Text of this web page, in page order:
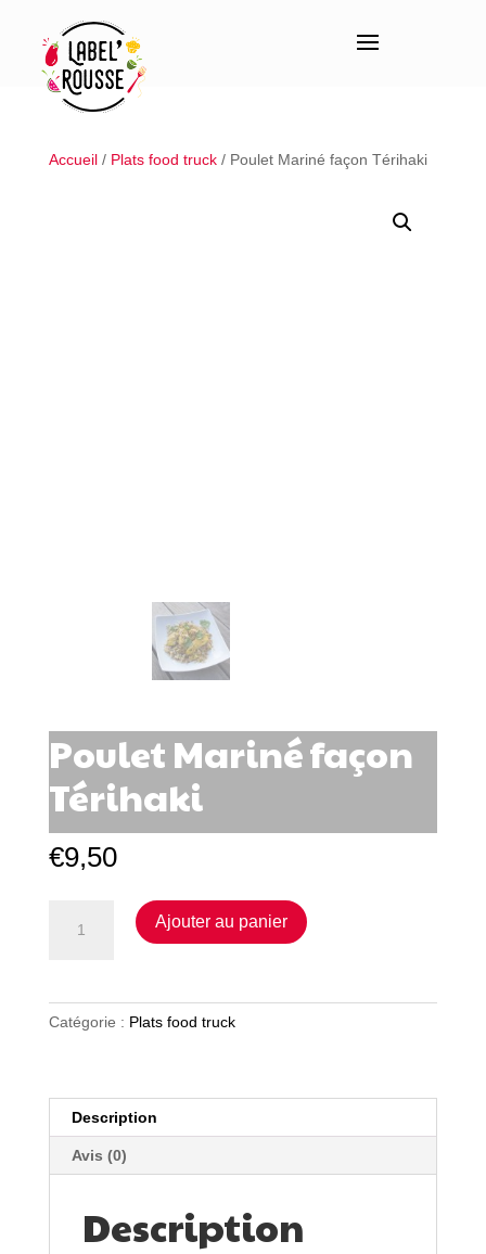
Accueil/ Plats food truck/ Poulet Mariné façon Térihaki
Poulet Mariné façon
Térihaki
€9,50
Térihaki
Ajouter au panier
Catégorie : Plats food truck
Description
Avis (0)
Description